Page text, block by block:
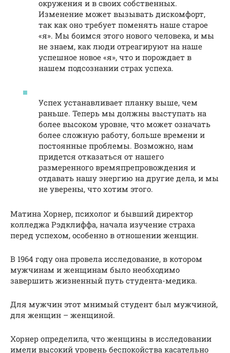
окружения и в своих собственных.
Изменение может вызывать дискомфорт,
так как оно требует поменять наше старое
«я». Мы боимся этого нового человека, и мы
не знаем, как люди отреагируют на наше
успешное новое «я», что и порождает в
нашем подсознании страх успеха.
Успех устанавливает планку выше, чем
раньше. Теперь мы должны выступать на
более высоком уровне, что может означать
более сложную работу, больше времени и
постоянные проблемы. Возможно, нам
придется отказаться от нашего
размеренного времяпрепровождения и
отдавать нашу энергию на другие дела, и мы
не уверены, что хотим этого.
Матина Хорнер, психолог и бывший директор
колледжа Рэдклиффа, начала изучение страха
перед успехом, особенно в отношении женщин.
В 1964 году она провела исследование, в котором
мужчинам и женщинам было необходимо
завершить жизненный путь студента-медика.
Для мужчин этот мнимый студент был мужчиной,
для женщин – женщиной.
Хорнер определила, что женщины в исследовании
имели высокий уровень беспокойства касательно